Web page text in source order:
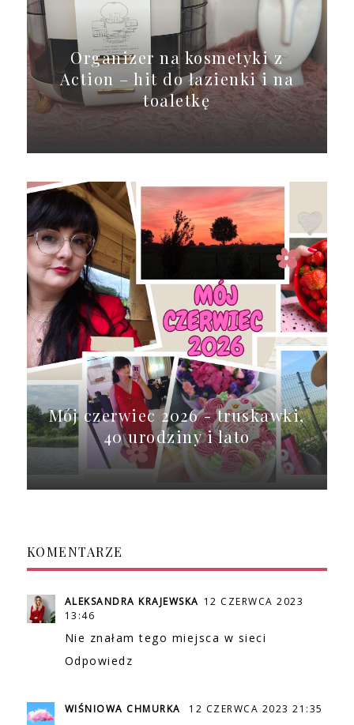
Organizer na kosmetyki z
Action – hit do łazienki i na
toaletkę
Mój czerwiec 2026 - truskawki,
40 urodziny i lato
KOMENTARZE
ALEKSANDRA KRAJEWSKA 12 CZERWCA 2023
13:46
Nie znałam tego miejsca w sieci
Odpowiedz
WIŚNIOWA CHMURKA 12 CZERWCA 2023 21:35